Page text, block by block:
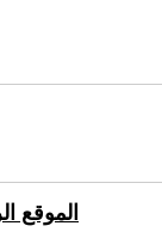
الموقع